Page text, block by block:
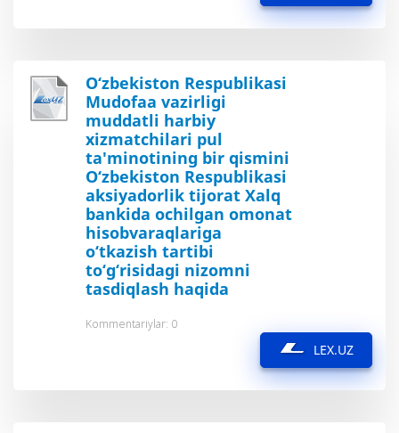
O‘zbekiston Respublikasi
Mudofaa vazirligi
muddatli harbiy
xizmatchilari pul
ta'minotining bir qismini
O‘zbekiston Respublikasi
aksiyadorlik tijorat Xalq
bankida ochilgan omonat
hisobvaraqlariga
o‘tkazish tartibi
to‘g‘risidagi nizomni
tasdiqlash haqida
Kommentariylar: 0
LEX.UZ